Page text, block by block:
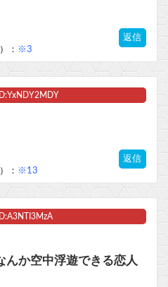
。ドル円は147円に
返信
： ※3
返信
： ※13
んか空中浮遊できる恋人